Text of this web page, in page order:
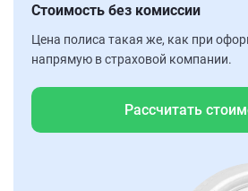
Стоимость без комиссии
Цена полиса такая же, как при
напрямую в страховой компании.
Рассчитать